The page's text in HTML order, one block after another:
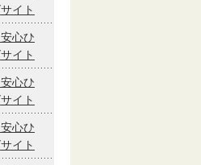
イト
心ひ
イト
心ひ
イト
心ひ
イト